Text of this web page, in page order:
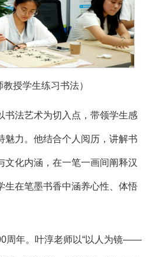
教授学生练习书法）
书法艺术为切入点，带领学生感
魅力。他结合个人阅历，讲解书
文化内涵，在一笔一画间阐释汉
生在笔墨书香中涵养心性、体悟
周年。叶淳老师以“以人为镜——